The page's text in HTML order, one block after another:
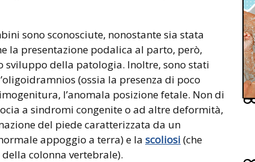
sono sconosciute, nonostante sia stata
la presentazione podalica al parto, però,
sviluppo della patologia. Inoltre, sono stati
(ossia la presenza di poco
l’anomala posizione fetale. Non di
a sindromi congenite o ad altre deformità,
del piede caratterizzata da un
appoggio a terra) e la scoliosi (che
colonna vertebrale).